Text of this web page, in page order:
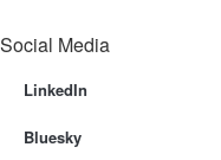
Social Media
LinkedIn
Bluesky